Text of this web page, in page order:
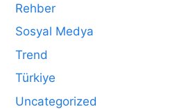
Rehber
Sosyal Medya
Trend
Türkiye
Uncategorized